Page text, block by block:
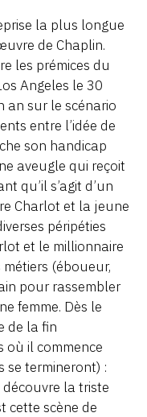
la plus longue
de Chaplin.
les prémices du
Angeles le 30
an sur le scénario
entre l’idée de
son handicap
aveugle qui reçoit
qu’il s’agit d’un
Charlot et la jeune
péripéties
et le millionnaire
(éboueur,
pour rassembler
femme. Dès le
de la fin
où il commence
se termineront) :
découvre la triste
cette scène de